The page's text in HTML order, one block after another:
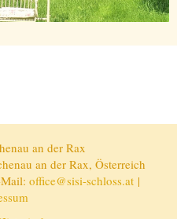
an der Rax
an der Rax, Österreich
office@sisi-schloss.at|